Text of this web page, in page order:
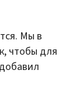
Мы в
чтобы для